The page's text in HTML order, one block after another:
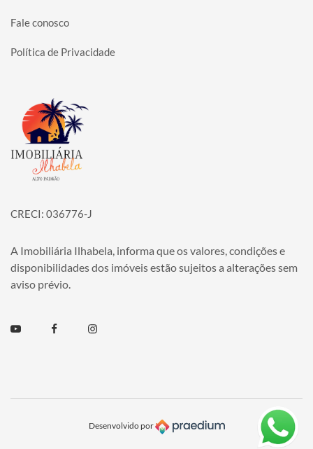
Fale conosco
Política de Privacidade
Página inicial
CRECI: 036776-J
A Imobiliária Ilhabela, informa que os valores, condições e
disponibilidades dos imóveis estão sujeitos a alterações sem
aviso prévio.
Youtube FacebookInstagram
Desenvolvido por